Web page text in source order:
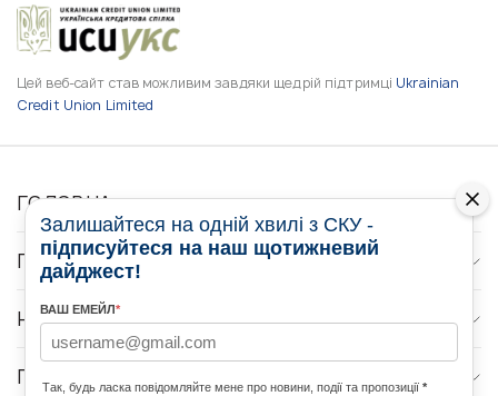
Цей веб-сайт став можливим завдяки щедрій підтримці Ukrainian
Credit Union Limited
ГОЛОВНА
ПРО НАС
НОВИНИ
ПРОГРАМИ
Залишайтеся на одній хвилі з СКУ -
підписуйтеся на наш щотижневий
дайджест!
ВАШ ЕМЕЙЛ*
Так, будь ласка повідомляйте мене про новини, події та пропозиції *